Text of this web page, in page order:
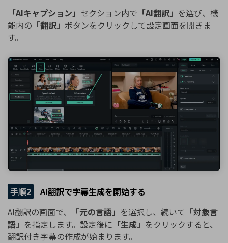
「AIキャプション」 セクション内で 「AI翻訳」 を選び、機
能内の 「翻訳」 ボタンをクリックして設定画面を開きま
す。
手順2
AI翻訳で字幕生成を開始する
AI翻訳の画面で、
「元の言語」 を選択し、続いて 「対象言
語」 を指定します。設定後に 「生成」 をクリックすると、
翻訳付き字幕の作成が始まります。